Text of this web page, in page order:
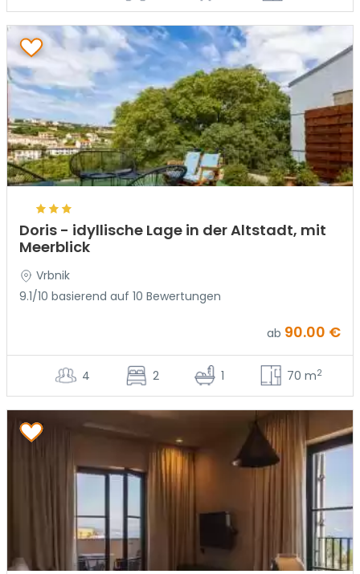
Doris - idyllische Lage in der Altstadt, mit
Meerblick
Vrbnik
9.1/10 basierend auf 10 Bewertungen
ab 90.00 €
4 2 1 70 m2